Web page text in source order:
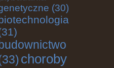
(30)
choroby